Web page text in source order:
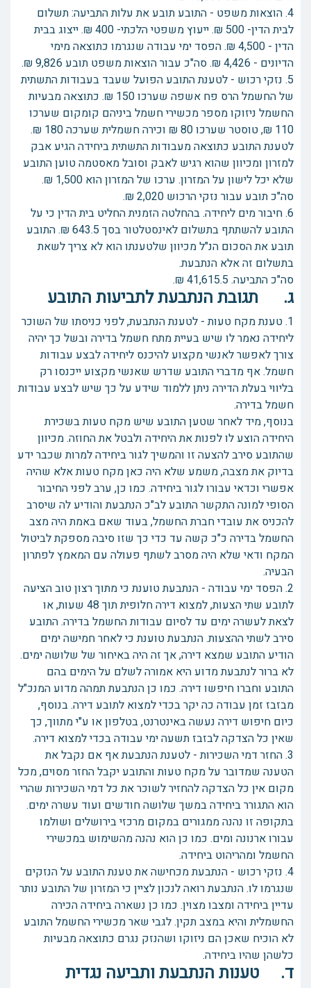
4. הוצאות משפט - התובע תובע את עלות התביעה: תשלום
לבית הדין- 500 ₪. ייעוץ משפטי הלכתי- 400 ₪. ייצוג בבית
הדין - 4,500 ₪. הפסד ימי עבודה שנגרמו כתוצאה מימי
הדיונים - 4,426 ₪. סה"כ עבור הוצאות משפט תובע 9,826 ₪.
5. נזקי רכוש - לטענת התובע הפועל שעבד בעבודות התשתית
של החשמל הרס פח אשפה שערכו 150 ₪. כתוצאה מבעיות
החשמל ניזוקו מספר מכשירי חשמל ביניהם קומקום שערכו
110 ₪, טוסטר שערכו 80 ₪ וכירה חשמלית שערכה 180 ₪.
לטענת התובע כתוצאה מעבודות התשתית ביחידה הגיע אבק
למזרון ומכיוון שהוא רגיש לאבק וסובל מאסטמה טוען התובע
שלא יכל לישון על המזרון. ערכו של המזרון הוא 1,500 ₪.
סה"כ תובע עבור נזקי הרכוש 2,020 ₪.
6. חיבור מים ליחידה. בהחלטה הזמנית החליט בית הדין כי על
התובע להשתתף בתשלום לאינסטלטור בסך 643.5 ₪. התובע
תובע את הסכום הנ"ל מכיוון שלטענתו הוא לא צריך לשאת
בתשלום זה אלא הנתבעת.
סה"כ התביעה. 41,615.5 ₪.
ג. תגובת הנתבעת לתביעות התובע
1. טענת מקח טעות - לטענת הנתבעת, לפני כניסתו של השוכר
ליחידה נאמר לו שיש בעיית מתח חשמל בדירה ובשל כך יהיה
צורך לאפשר לאנשי מקצוע להיכנס ליחידה לבצע עבודות
חשמל. אף מדברי התובע שדרש שאנשי מקצוע ייכנסו רק
בליווי בעלת הדירה ניתן ללמוד שידע על כך שיש לבצע עבודות
חשמל בדירה.
בנוסף, מיד לאחר שטען התובע שיש מקח טעות בשכירת
היחידה הוצע לו לפנות את היחידה ולבטל את החוזה. מכיוון
שהתובע סירב להצעה זו והמשיך לגור ביחידה למרות שכבר ידע
בדיוק את מצבה, משמע שלא היה כאן מקח טעות אלא שהיה
אפשרי וכדאי עבורו לגור ביחידה. כמו כן, ערב לפני החיבור
הסופי למונה התקשר התובע לב"כ הנתבעת והודיע לה שיסרב
להכניס את עובדי חברת החשמל, בעוד שאם באמת היה מצב
החשמל בדירה כ"כ קשה עד כדי כך שזו סיבה מספקת לביטול
המקח ודאי שלא היה מסרב לשתף פעולה עם המאמץ לפתרון
הבעיה.
2. הפסד ימי עבודה - הנתבעת טוענת כי מתוך רצון טוב הציעה
לתובע שתי הצעות, למצוא דירה חלופית תוך 48 שעות, או
לצאת לעשרה ימים עד לסיום עבודות החשמל בדירה. התובע
סירב לשתי ההצעות. הנתבעת טוענת כי לאחר חמישה ימים
הודיע התובע שמצא דירה, אך זה היה באיחור של שלושה ימים.
לא ברור לנתבעת מדוע היא אמורה לשלם על הימים בהם
התובע וחברו חיפשו דירה. כמו כן הנתבעת תמהה מדוע המנכ"ל
מבזבז זמן עבודה כה יקר בכדי למצוא לתובע דירה. בנוסף,
כיום חיפוש דירה נעשה באינטרנט, בטלפון או ע"י מתווך, כך
שאין כל הצדקה לבזבז תשעה ימי עבודה בכדי למצוא דירה.
3. החזר דמי השכירות - לטענת הנתבעת אף אם נקבל את
הטענה שמדובר על מקח טעות והתובע יקבל החזר מסוים, מכל
מקום אין כל הצדקה להחזיר לשוכר את כל דמי השכירות שהרי
הוא התגורר ביחידה במשך שלושה חודשים ועוד עשרה ימים.
בתקופה זו נהנה ממגורים במקום מרכזי בירושלים ושולמו
עבורו ארנונה ומים. כמו כן הוא נהנה מהשימוש במכשירי
החשמל ומהריהוט ביחידה.
4. נזקי רכוש - הנתבעת מכחישה את טענת התובע על הנזקים
שנגרמו לו. הנתבעת רואה לנכון לציין כי המזרון של התובע נותר
עדיין ביחידה ומצבו מצוין. כמו כן נשארה ביחידה הכירה
החשמלית והיא במצב תקין. לגבי שאר מכשירי החשמל התובע
לא הוכיח שאכן הם ניזוקו ושהנזק נגרם כתוצאה מבעיות
כלשהן שהיו ביחידה.
ד. טענות הנתבעת ותביעה נגדית